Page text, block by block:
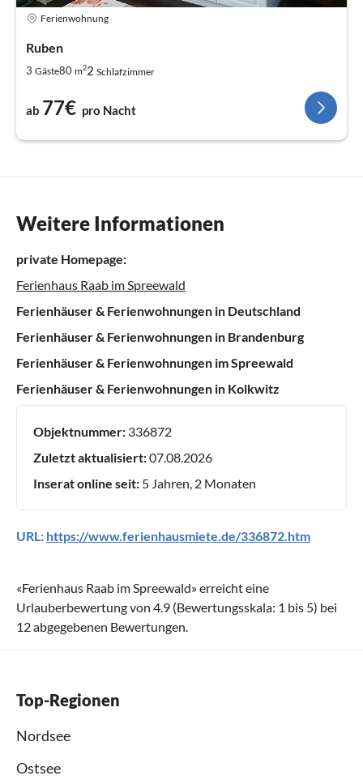
Ferienwohnung
Ruben
3 Gäste80 m22 Schlafzimmer
ab 77€ pro Nacht
Weitere Informationen
private Homepage:
Ferienhaus Raab im Spreewald
Ferienhäuser & Ferienwohnungen in Deutschland
Ferienhäuser & Ferienwohnungen in Brandenburg
Ferienhäuser & Ferienwohnungen im Spreewald
Ferienhäuser & Ferienwohnungen in Kolkwitz
Objektnummer: 336872
Zuletzt aktualisiert:07.08.2026
Inserat online seit: 5 Jahren, 2 Monaten
URL: https://www.ferienhausmiete.de/336872.htm
«Ferienhaus Raab im Spreewald» erreicht eine
Urlauberbewertung von 4.9 (Bewertungsskala: 1 bis 5) bei
12abgegebenen Bewertungen.
Top-Regionen
Nordsee
Ostsee